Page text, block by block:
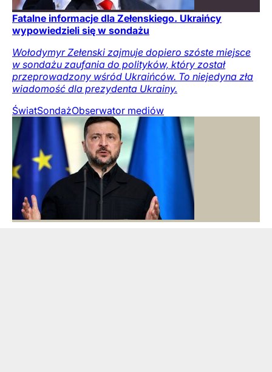
Fatalne informacje dla Zełenskiego. Ukraińcy
wypowiedzieli się w sondażu
Wołodymyr Zełenski zajmuje dopiero szóste miejsce
w sondażu zaufania do polityków, który został
przeprowadzony wśród Ukraińców. To niejedyna zła
wiadomość dla prezydenta Ukrainy.
ŚwiatSondażObserwator mediów